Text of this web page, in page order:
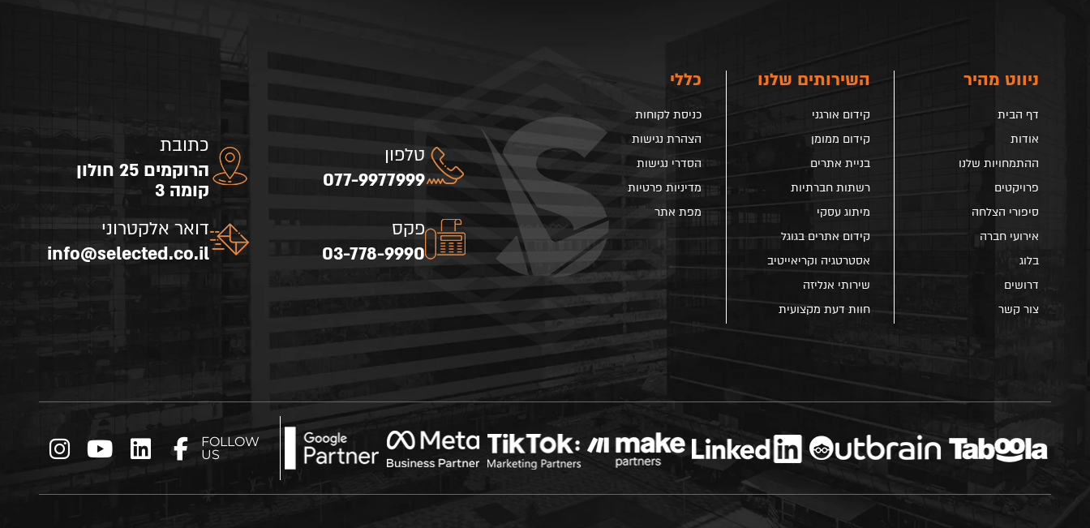
ניווט מהיר
דף הבית
אודות
ההתמחויות שלנו
פרויקטים
סיפורי הצלחה
אירועי חברה
בלוג
דרושים
צור קשר
השירותים שלנו
קידום אורגני
קידום ממומן
בניית אתרים
רשתות חברתיות
מיתוג עסקי
קידום אתרים בגוגל
אסטרטגיה וקריאייטיב
שירותי אנליזה
חוות דעת מקצועית
כללי
כניסת לקוחות
הצהרת נגישות
הסדרי נגישות
מדיניות פרטיות
מפת אתר
טלפון
077-9977999
כתובת
הרוקמים 25 חולון
קומה 3
פקס
03-778-9990
דואר אלקטרוני
info@selected.co.il
FOLLOW
US